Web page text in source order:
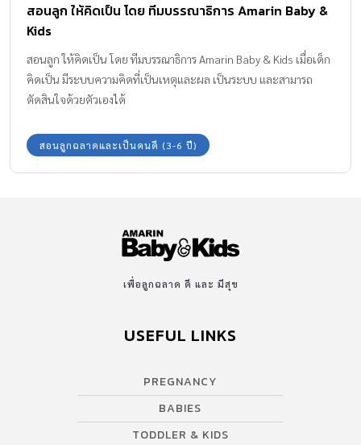
สอนลูก ให้คิดเป็น โดย ทีมบรรณาธิการ Amarin Baby &
Kids
สอนลูก ให้คิดเป็น โดย ทีมบรรณาธิการ Amarin Baby & Kids เมื่อเด็ก
คิดเป็น มีระบบความคิดที่เป็นเหตุและผล เป็นระบบ และสามารถ
ตัดสินใจด้วยตัวเองได้
สอนลูกฉลาดและเป็นคนดี (3-6 ปี)
เพื่อลูกฉลาด ดี และ มีสุข
USEFUL LINKS
PREGNANCY
BABIES
TODDLER & KIDS